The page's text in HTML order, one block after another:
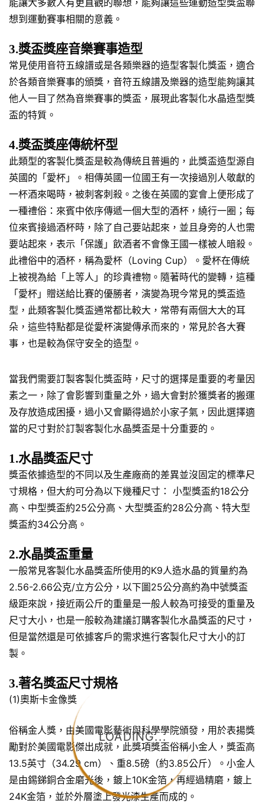
LOADING...
能讓大多數人有更直觀的聯想，能夠讓這些運動造型獎盃聯
想到運動賽事相關的意義。
3.獎盃獎座音樂賽事造型
常見使用音符五線譜或是各類樂器的造型客製化獎盃，適合
於各類音樂賽事的頒獎，音符五線譜及樂器的造型能夠讓其
他人一目了然為音樂賽事的獎盃，展現此客製化水晶造型獎
盃的特質。
4.獎盃獎座傳統杯型
此類型的客製化獎盃是較為傳統且普遍的，此獎盃造型源自
英國的「愛杯」。相傳英國一位國王有一次接過別人敬獻的
一杯酒來喝時，被刺客刺殺。之後在英國的宴會上便形成了
一種禮俗：來賓中依序傳遞一個大型的酒杯，繞行一圈；每
位來賓接過酒杯時，除了自己要站起來，並且身旁的人也需
要站起來，表示「保護」飲酒者不會像王國一樣被人暗殺。
此禮俗中的酒杯，稱為愛杯（Loving Cup）。愛杯在傳統
上被視為給「上等人」的珍貴禮物。隨著時代的變轉，這種
「愛杯」贈送給比賽的優勝者，演變為現今常見的獎盃造
型，此類客製化獎盃通常都比較大，常帶有兩個大大的耳
朵，這些特點都是從愛杯演變傳承而來的，常見於各大賽
事，也是較為保守安全的造型。
當我們需要訂製客製化獎盃時，尺寸的選擇是重要的考量因
素之一，除了會影響到重量之外，過大會對於獲獎者的搬運
及存放造成困擾，過小又會顯得過於小家子氣，因此選擇適
當的尺寸對於訂製客製化水晶獎盃是十分重要的。
1.水晶獎盃尺寸
獎盃依據造型的不同以及生產廠商的差異並沒固定的標準尺
寸規格，但大約可分為以下幾種尺寸： 小型獎盃約18公分
高、中型獎盃約25公分高、大型獎盃約28公分高、特大型
獎盃約34公分高。
2.水晶獎盃重量
一般常見客製化水晶獎盃所使用的K9人造水晶的質量約為
2.56-2.66公克/立方公分，以下圖25公分高約為中號獎盃
級距來說，接近兩公斤的重量是一般人較為可接受的重量及
尺寸大小，也是一般較為建議訂購客製化水晶獎盃的尺寸，
但是當然還是可依據客戶的需求進行客製化尺寸大小的訂
製。
3.著名獎盃尺寸規格
(1)奧斯卡金像獎
俗稱金人獎，由美國電影藝術與科學學院頒發，用於表揚獎
勵對於美國電影傑出成就，此獎項獎盃俗稱小金人，獎盃高
13.5英寸（34.29 cm）、重8.5磅（約3.85公斤）。小金人
是由錫銻銅合金磨光後，鍍上10K金箔，再經過精磨，鍍上
24K金箔，並於外層塗上發光漆生產而成的。